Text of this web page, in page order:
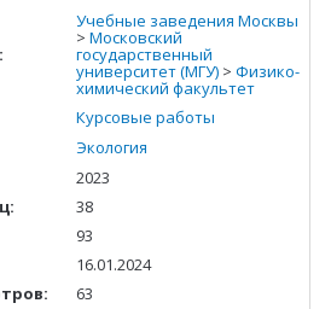
Учебные заведения Москвы
> Московский
государственный
университет (МГУ) > Физико-
химический факультет
Курсовые работы
Экология
2023
38
93
16.01.2024
63